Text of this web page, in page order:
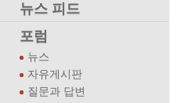
뉴스 피드
포럼
뉴스
자유게시판
질문과 답변